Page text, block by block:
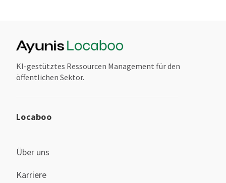
KI-gestütztes Ressourcen Management für den
öffentlichen Sektor.
Locaboo
Über uns
Karriere